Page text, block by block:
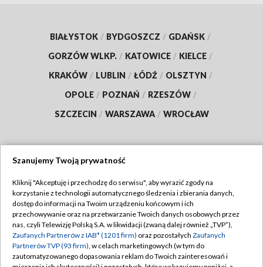
BIAŁYSTOK / BYDGOSZCZ / GDAŃSK /
GORZÓW WLKP. / KATOWICE / KIELCE /
KRAKÓW / LUBLIN / ŁÓDŹ / OLSZTYN /
OPOLE / POZNAŃ / RZESZÓW /
SZCZECIN / WARSZAWA / WROCŁAW
TVP
Abonament TVP
Emisja w TVP
Centrum informacji TVP
Regulamin TVP
Polityka prywatności
Moje zgody
Szanujemy Twoją prywatność
Kliknij "Akceptuję i przechodzę do serwisu", aby wyrazić zgody na
korzystanie z technologii automatycznego śledzenia i zbierania danych,
dostęp do informacji na Twoim urządzeniu końcowym i ich
przechowywanie oraz na przetwarzanie Twoich danych osobowych przez
nas, czyli Telewizję Polską S.A. w likwidacji (zwaną dalej również „TVP”),
Zaufanych Partnerów z IAB* (1201 firm) oraz pozostałych Zaufanych
Partnerów TVP (93 firm), w celach marketingowych (w tym do
zautomatyzowanego dopasowania reklam do Twoich zainteresowań i